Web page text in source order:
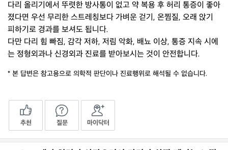
다리 올리기에서 뚜렷한 방사통이 없고 약 복용 후 허리 통증이 좋아
졌다면 우선 무리한 스트레칭보다 가벼운 걷기, 온찜질, 오래 앉기
피하기로 경과를 보셔도 됩니다.
다만 다리 힘 빠짐, 감각 저하, 저림 악화, 배뇨 이상, 통증 지속 시에
는 정형외과나 신경외과 진료를 받아보시는 것이 안전합니다.
* 본 답변은 참고용으로 의학적 판단이나 진료행위로 해석될 수 없습니다.
추천 질문 마이닥터